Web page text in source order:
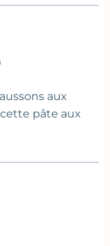
aux
pâte aux